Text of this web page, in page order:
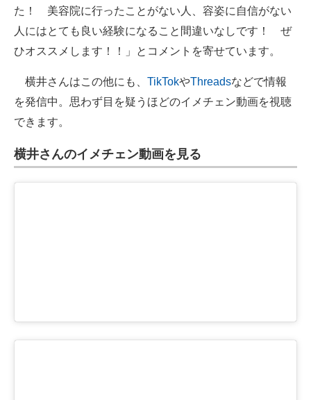
た！ 美容院に行ったことがない人、容姿に自信がない
人にはとても良い経験になること間違いなしです！ ぜ
ひオススメします！！」とコメントを寄せています。
横井さんはこの他にも、 TikTokやThreadsなどで情報
を発信中。思わず目を疑うほどのイメチェン動画を視聴
できます。
横井さんのイメチェン動画を見る